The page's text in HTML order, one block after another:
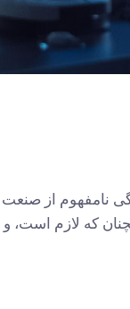
نامفهوم از
که لازم است، و